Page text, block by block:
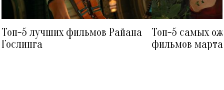
Топ-5 лучших фильмов Райана
Гослинга
Топ-5 самых
фильмов